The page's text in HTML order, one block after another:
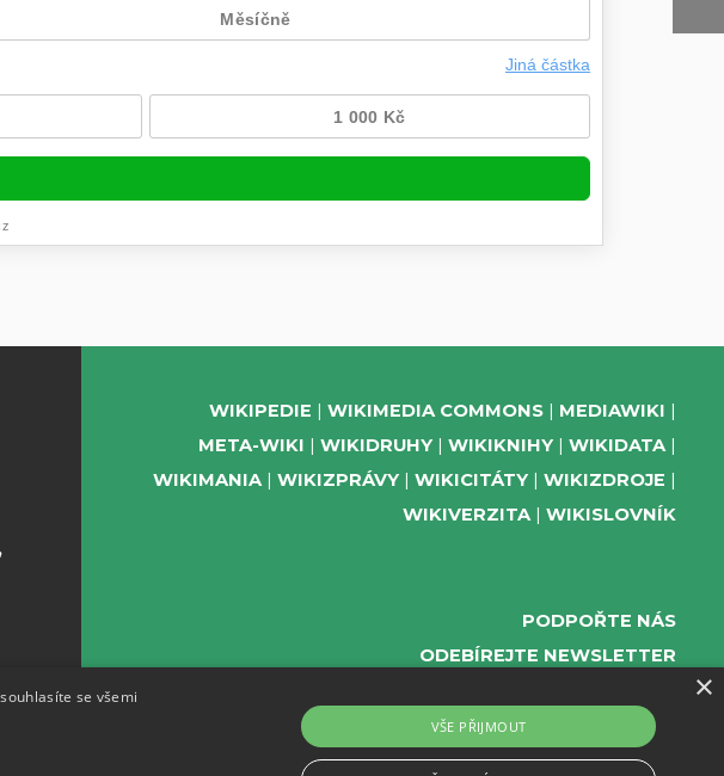
WIKIPEDIE WIKIMEDIA COMMONS
MEDIAWIKI
META-WIKI
WIKIDRUHY WIKIKNIHY
WIKIDATA
WIKIMANIA
WIKIZPRÁVY WIKICITÁTY
WIKIZDROJE
WIKIVERZITA
WIKISLOVNÍK
PODPOŘTE NÁS
ODEBÍREJTE NEWSLETTER
WIKIKOMPAS
REGISTRACI A PROVOZ DOMÉN A WEBHOSTINGU
×
se všemi
VŠE PŘIJMOUT